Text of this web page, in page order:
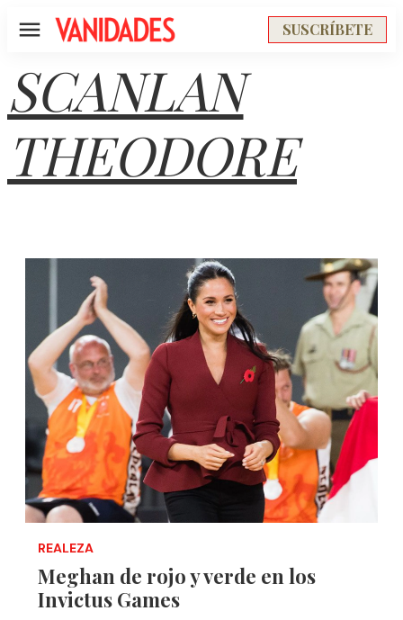
Menú SUSCRÍBETE
SCANLAN
THEODORE
REALEZA
Meghan de rojo y verde en los
Invictus Games